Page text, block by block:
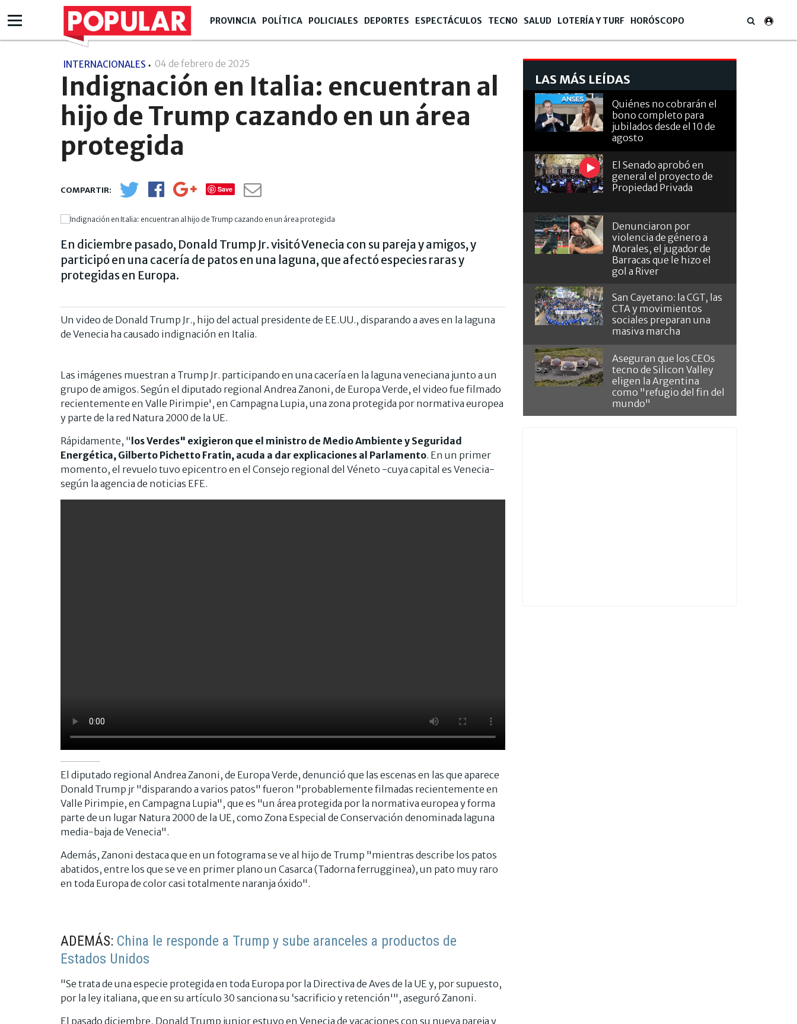
PROVINCIA POLÍTICA POLICIALES DEPORTES ESPECTÁCULOS TECNO SALUD LOTERÍA Y TURF HORÓSCOPO
INTERNACIONALES 04 de febrero de 2025
Indignación en Italia: encuentran al
hijo de Trump cazando en un área
protegida
Save
En diciembre pasado, Donald Trump Jr. visitó Venecia con su pareja y amigos, y
participó en una cacería de patos en una laguna, que afectó especies raras y
protegidas en Europa.
Un video de Donald Trump Jr., hijo del actual presidente de EE.UU., disparando a aves en la laguna
de Venecia ha causado indignación en Italia.
Las imágenes muestran a Trump Jr. participando en una cacería en la laguna veneciana junto a un
grupo de amigos. Según el diputado regional Andrea Zanoni, de Europa Verde, el video fue filmado
recientemente en Valle Pirimpie', en Campagna Lupia, una zona protegida por normativa europea
y parte de la red Natura 2000 de la UE.
Rápidamente, "los Verdes" exigieron que el ministro de Medio Ambiente y Seguridad
Energética, Gilberto Pichetto Fratin, acuda a dar explicaciones al Parlamento. En un primer
momento, el revuelo tuvo epicentro en el Consejo regional del Véneto -cuya capital es Venecia-
según la agencia de noticias EFE.
El diputado regional Andrea Zanoni, de Europa Verde, denunció que las escenas en las que aparece
Donald Trump jr "disparando a varios patos" fueron "probablemente filmadas recientemente en
Valle Pirimpie, en Campagna Lupia", que es "un área protegida por la normativa europea y forma
parte de un lugar Natura 2000 de la UE, como Zona Especial de Conservación denominada laguna
media-baja de Venecia".
Además, Zanoni destaca que en un fotograma se ve al hijo de Trump "mientras describe los patos
abatidos, entre los que se ve en primer plano un Casarca (Tadorna ferrugginea), un pato muy raro
en toda Europa de color casi totalmente naranja óxido".
ADEMÁS: China le responde a Trump y sube aranceles a productos de
Estados Unidos
"Se trata de una especie protegida en toda Europa por la Directiva de Aves de la UE y, por supuesto,
por la ley italiana, que en su artículo 30 sanciona su ‘sacrificio y retención'", aseguró Zanoni.
El pasado diciembre, Donald Trump junior estuvo en Venecia de vacaciones con su nueva pareja y
LAS MÁS LEÍDAS
Quiénes no cobrarán el
bono completo para
jubilados desde el 10 de
agosto
El Senado aprobó en
general el proyecto de
Propiedad Privada
Denunciaron por
violencia de género a
Morales, el jugador de
Barracas que le hizo el
gol a River
San Cayetano: la CGT, las
CTA y movimientos
sociales preparan una
masiva marcha
Aseguran que los CEOs
tecno de Silicon Valley
eligen la Argentina
como "refugio del fin del
mundo"